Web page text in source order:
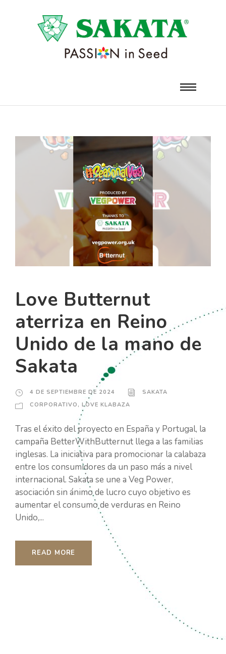
Love Butternut
aterriza en Reino
Unido de la mano de
Sakata
4 DE SEPTIEMBRE DE 2024
SAKATA
CORPORATIVO , LOVE KLABAZA
Tras el éxito del proyecto en España y Portugal, la
campaña BetterWithButternut llega a las familias
inglesas. La iniciativa para promocionar la calabaza
entre los consumidores da un paso más a nivel
internacional. Sakata se une a Veg Power,
asociación sin ánimo de lucro cuyo objetivo es
aumentar el consumo de verduras en Reino
Unido,...
READ MORE